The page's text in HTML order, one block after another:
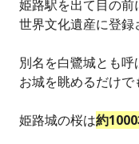
姫路駅を出て目の前
世界文化遺産に登録
別名を白鷺城とも呼
お城を眺めるだけ
姫路城の桜は約